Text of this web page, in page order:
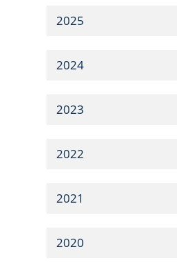
2025
2024
2023
2022
2021
2020